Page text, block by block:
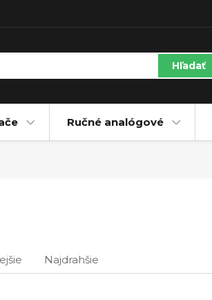
Hľadať
Ručné analógové
Najdrahšie